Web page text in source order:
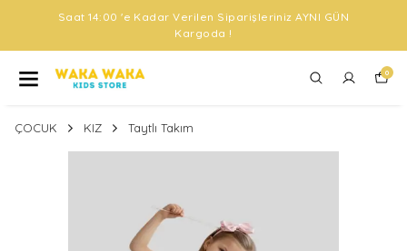
Saat 14:00 'e Kadar Verilen Siparişleriniz AYNI GÜN
Kargoda !
0
ÇOCUK KIZ Taytlı Takım